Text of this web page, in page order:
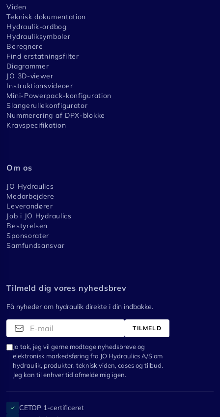
Viden
Teknisk dokumentation
Hydraulik-ordbog
Hydrauliksymboler
Beregnere
Find erstatningsfilter
Diagrammer
JO 3D-viewer
Instruktionsvideoer
Mini-Powerpack-konfiguration
Slangerullekonfigurator
Nummerering af DPX-blokke
Kravspecifikation
Om os
JO Hydraulics
Medarbejdere
Leverandører
Job i JO Hydraulics
Bestyrelsen
Sponsorater
Samfundsansvar
Tilmeld dig vores nyhedsbrev
Få nyheder om hydraulik direkte i din indbakke.
TILMELD
Ja tak, jeg vil gerne modtage nyhedsbreve og
elektronisk markedsføring fra JO Hydraulics A/S om
hydraulik, produkter, teknisk viden, cases og tilbud.
Jeg kan til enhver tid afmelde mig igen.
✓ CETOP 1-certificeret